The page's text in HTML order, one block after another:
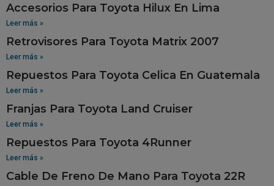
Accesorios Para Toyota Hilux En Lima
Leer más »
Retrovisores Para Toyota Matrix 2007
Leer más »
Repuestos Para Toyota Celica En Guatemala
Leer más »
Franjas Para Toyota Land Cruiser
Leer más »
Repuestos Para Toyota 4Runner
Leer más »
Cable De Freno De Mano Para Toyota 22R